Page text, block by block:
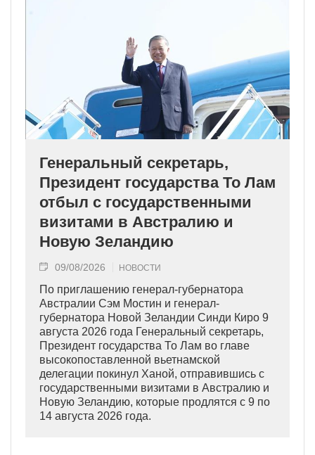
Генеральный секретарь,
Президент государства То Лам
отбыл с государственными
визитами в Австралию и
Новую Зеландию
09/08/2026 НОВОСТИ
По приглашению генерал-губернатора
Австралии Сэм Мостин и генерал-
губернатора Новой Зеландии Синди Киро 9
августа 2026 года Генеральный секретарь,
Президент государства То Лам во главе
высокопоставленной вьетнамской
делегации покинул Ханой, отправившись с
государственными визитами в Австралию и
Новую Зеландию, которые продлятся с 9 по
14 августа 2026 года.